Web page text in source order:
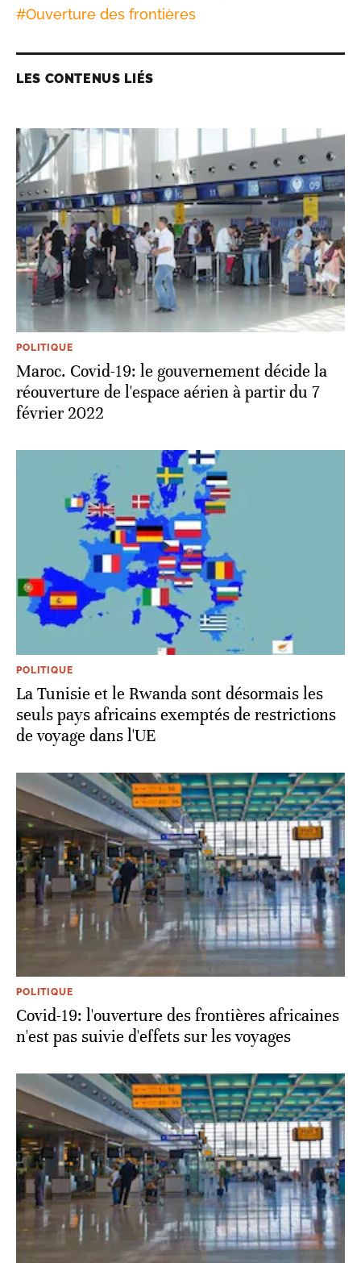
#Ouverture des frontières
LES CONTENUS LIÉS
POLITIQUE
Maroc. Covid-19: le gouvernement décide la
réouverture de l'espace aérien à partir du 7
février 2022
POLITIQUE
La Tunisie et le Rwanda sont désormais les
seuls pays africains exemptés de restrictions
de voyage dans l'UE
POLITIQUE
Covid-19: l'ouverture des frontières africaines
n'est pas suivie d'effets sur les voyages